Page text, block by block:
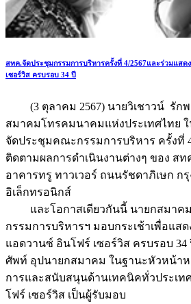
สทค.จัดประชุมกรรมการบริหารครั้งที่ 4/2567และร่วมแส
เซอร์วิส ครบรอบ 34 ปี
(3 ตุลาคม 2567) นายวิเชาวน์ รักพ
สมาคมโทรคมนาคมแห่งประเทศไทย
จัดประชุมคณะกรรมการบริหาร ครั้งที่
ติดตามผลการดำเนินงานต่างๆ ของ ส
อาคารทรู ทาวเวอร์ ถนนรัชดาภิเษก ก
อิเล็กทรอนิกส์
และโอกาสเดียวกันนี้ นายกสมาคม
กรรมการบริหารฯ มอบกระเช้าเพื่อแส
แอดวานซ์ อินโฟร์ เซอร์วิส ครบรอบ
ศัพท์ อุปนายกสมาคม ในฐานะหัวหน้า
การและสนับสนุนด้านเทคนิคทั่วประเท
โฟร์ เซอร์วิส เป็นผู้รับมอบ